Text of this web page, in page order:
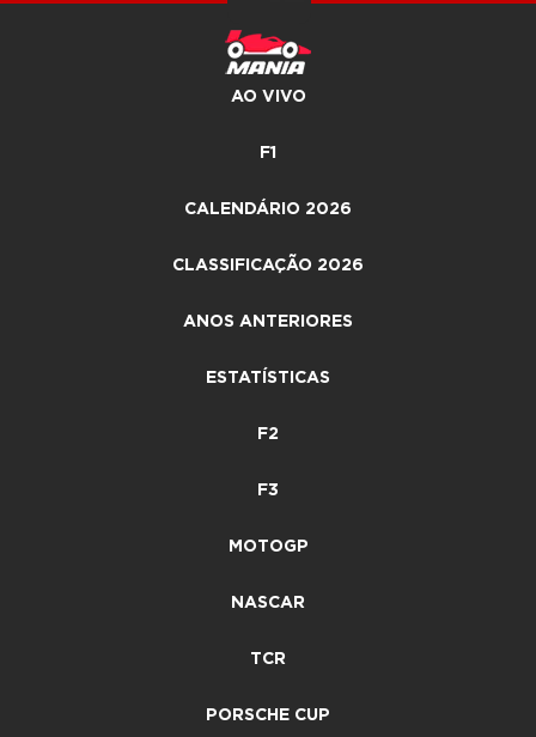
AO VIVO
F1
CALENDÁRIO 2026
CLASSIFICAÇÃO 2026
ANOS ANTERIORES
ESTATÍSTICAS
F2
F3
MOTOGP
NASCAR
TCR
PORSCHE CUP